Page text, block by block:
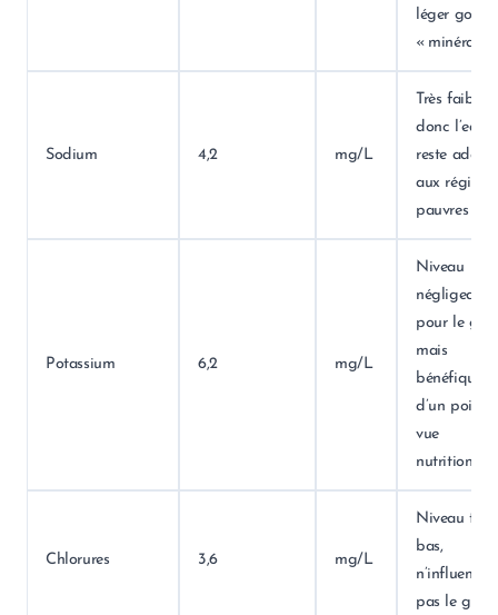
léger goût
« minéral ».
Sodium 4,2 mg/L
Très faible,
donc l’eau
reste
aux régimes
pauvres en
Potassium 6,2 mg/L
Niveau
négligeable
pour le
mais
bénéfique
d’un point
vue
nutritionnel.
Chlorures 3,6 mg/L
Niveau très
bas,
n’influence
pas le goût.